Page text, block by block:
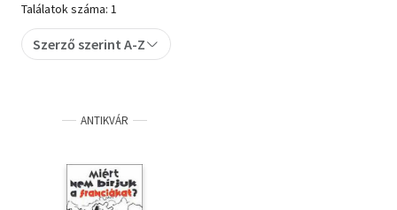
Művészet
Szakkönyv
Tankönyv, segédkönyv
Társadalomtudomány
Természettudomány
Találatok száma: 1
Szerző szerint A-Z
ANTIKVÁR